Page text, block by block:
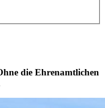
die Ehrenamtlichen